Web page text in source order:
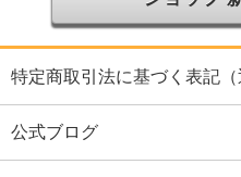
特定商取引法に基づく表記（
公式ブログ